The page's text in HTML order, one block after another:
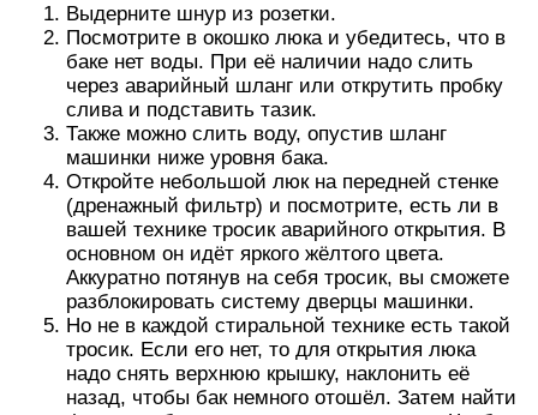
Выдерните шнур из розетки.
Посмотрите в окошко люка и убедитесь, что в
баке нет воды. При её наличии надо слить
через аварийный шланг или открутить пробку
слива и подставить тазик.
Также можно слить воду, опустив шланг
машинки ниже уровня бака.
Откройте небольшой люк на передней стенке
(дренажный фильтр) и посмотрите, есть ли в
вашей технике тросик аварийного открытия. В
основном он идёт яркого жёлтого цвета.
Аккуратно потянув на себя тросик, вы сможете
разблокировать систему дверцы машинки.
Но не в каждой стиральной технике есть такой
тросик. Если его нет, то для открытия люка
надо снять верхнюю крышку, наклонить её
назад, чтобы бак немного отошёл. Затем найти